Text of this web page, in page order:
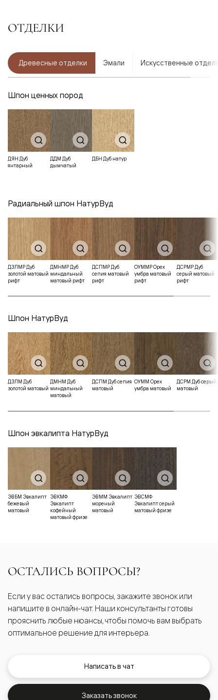
ОТДЕЛКИ
Древесные отделки Эмали Искусственные
Шпон ценных пород
ДЯН Дуб
янтарный
ДДМ Дуб
дымчатый
ДБН Дуб натур
Радиальный шпон НатурВуд
ДЗЛМР Дуб
золотой матовый
рифт
ДМНМР Дуб
миндальный
матовый рифт
ДСПМР Дуб
сепия матовый
рифт
ОУММР Орех
умбра матовый
рифт
ДСРМР Дуб
серый матовый
рифт
Шпон НатурВуд
ДЗЛМ Дуб
золотой матовый
ДМНМ Дуб
миндальный
матовый
ДСПМ Дуб сепия
матовый
ОУММ Орех
умбра матовый
ДСРМ Дуб серый
матовый
Шпон эвкалипта НатурВуд
ЭВБМ Эвкалипт
бежевый
матовый
ЭВКМФ
Эвкалипт
кофейный
матовый фризе
ЭВММ Эвкалипт
мореный
матовый
ЭВСМФ
Эвкалипт серый
матовый фризе
ОСТАЛИСЬ ВОПРОСЫ?
Если у вас остались вопросы, закажите звонок или
напишите в онлайн-чат. Наши консультанты готовы
прояснить любые нюансы, чтобы помочь вам выбрать
оптимальное решение для интерьера.
Написать в чат
Заказать звонок